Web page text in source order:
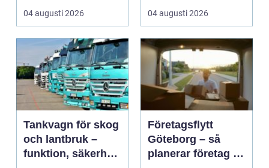
samma gång. Utbudet
är stor...
04 augusti 2026
preventivmedelsrådgiv
ninge...
04 augusti 2026
Tankvagn för skog
och lantbruk –
funktion, säkerhet
Företagsflytt
Göteborg – så
planerar företag en